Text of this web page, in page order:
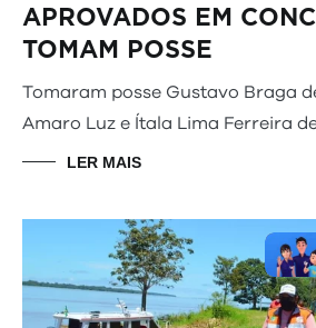
APROVADOS EM
TOMAM POSSE
Tomaram posse Gustavo Braga
Amaro Luz e Ítala Lima Ferreira
LER MAIS